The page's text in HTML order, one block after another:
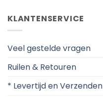
KLANTENSERVICE
Veel gestelde vragen
Ruilen & Retouren
* Levertijd en Verzenden